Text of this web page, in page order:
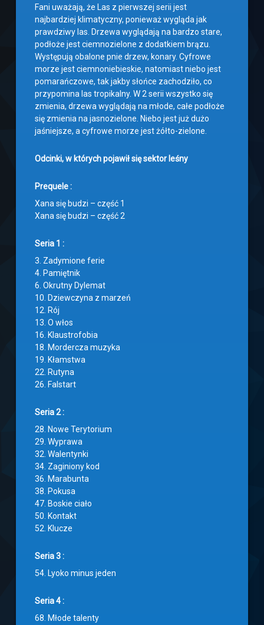
Fani uważają, że Las z pierwszej serii jest
najbardziej klimatyczny, ponieważ wygląda jak
prawdziwy las. Drzewa wyglądają na bardzo stare,
podłoże jest ciemnozielone z dodatkiem brązu.
Występują obalone pnie drzew, konary. Cyfrowe
morze jest ciemnoniebieskie, natomiast niebo jest
pomarańczowe, tak jakby słońce zachodziło, co
przypomina las tropikalny. W 2 serii wszystko się
zmienia, drzewa wyglądają na młode, całe podłoże
się zmienia na jasnozielone. Niebo jest już dużo
jaśniejsze, a cyfrowe morze jest żółto-zielone.
Odcinki, w których pojawił się sektor leśny
Prequele :
Xana się budzi – część 1
Xana się budzi – część 2
Seria 1 :
3. Zadymione ferie
4. Pamiętnik
6. Okrutny Dylemat
10. Dziewczyna z marzeń
12. Rój
13. O włos
16. Klaustrofobia
18. Mordercza muzyka
19. Kłamstwa
22. Rutyna
26. Falstart
Seria 2 :
28. Nowe Terytorium
29. Wyprawa
32. Walentynki
34. Zaginiony kod
36. Marabunta
38. Pokusa
47. Boskie ciało
50. Kontakt
52. Klucze
Seria 3 :
54. Lyoko minus jeden
Seria 4 :
68. Młode talenty